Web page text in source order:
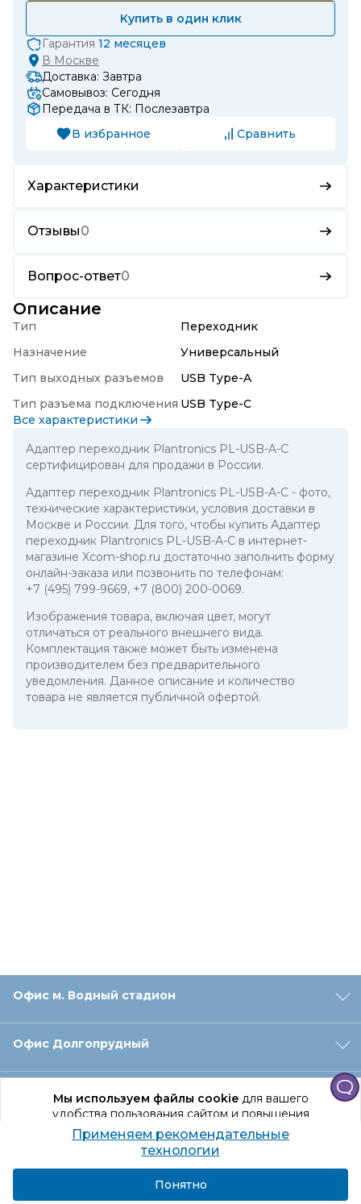
Мы используем файлы cookieдля вашего
удобства пользования сайтом и повышения
качества рекомендаций.
Продолжая использование сайта, вы даете
согласие на обработку персональных данных
Купить в один клик
Гарантия 12 месяцев
В Москве
Доставка: Завтра
Самовывоз: Сегодня
Передача в ТК: Послезавтра
В избранное
Сравнить
Характеристики
Отзывы0
Вопрос-ответ0
Описание
Тип
Переходник
Назначение
Универсальный
Тип выходных разъемов
USB Type-A
Тип разъема подключения USB Type-C
Все характеристики
Адаптер переходник Plantronics PL-USB-A-C
сертифицирован для продажи в России.
Адаптер переходник Plantronics PL-USB-A-C - фото,
технические характеристики, условия доставки в
Москве и России. Для того, чтобы купить Адаптер
переходник Plantronics PL-USB-A-C в интернет-
магазине Xcom-shop.ru достаточно заполнить форму
онлайн-заказа или позвонить по телефонам:
+7 (495) 799-9669, +7 (800) 200-0069.
Изображения товара, включая цвет, могут
отличаться от реального внешнего вида.
Комплектация также может быть изменена
производителем без предварительного
уведомления. Данное описание и количество
товара не является публичной офертой.
Офис м. Водный стадион
Офис Долгопрудный
Офис Санкт‑Петербург
Оформление заказа
Применяем рекомендательные
технологии
Понятно